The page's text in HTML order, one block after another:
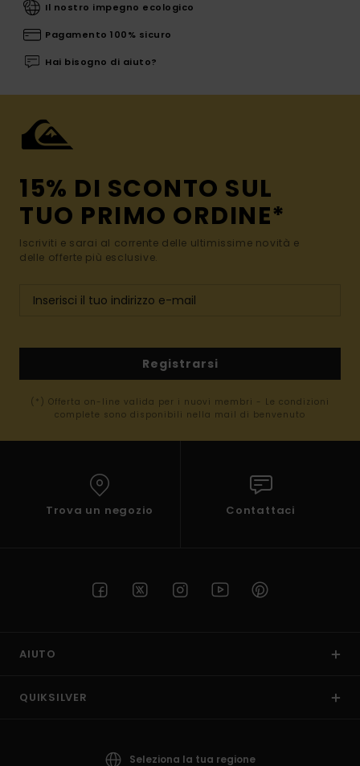
Il nostro impegno ecologico
Pagamento 100% sicuro
Hai bisogno di aiuto?
15% DI SCONTO SUL
TUO PRIMO ORDINE*
Iscriviti e sarai al corrente delle ultimissime novità e
delle offerte più esclusive.
Registrarsi
(*) Offerta on-line valida per i nuovi membri - Le condizioni
complete sono disponibili nella mail di benvenuto
Trova un negozio Contattaci
AIUTO
QUIKSILVER
Seleziona la tua regione